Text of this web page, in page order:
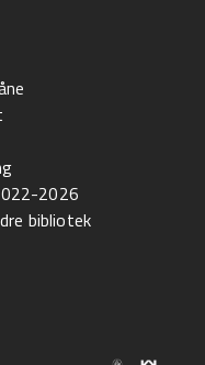
2026
bibliotek